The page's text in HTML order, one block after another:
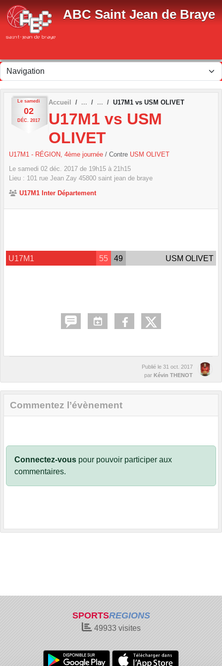
ABC Saint Jean de Braye
Le samedi
02
DÉC. 2017
Accueil U17M1 vs USM OLIVET
U17M1 vs USM
OLIVET
U17M1 - RÉGION, 4ème journée / Contre USM OLIVET
Le samedi 02 déc. 2017 de 19h15 à 21h15
Lieu : 101 rue Jean Zay 45800 saint jean de braye
U17M1 Inter Département
U17M1 55 49 USM OLIVET
Publié le 31 oct. 2017
par Kévin THENOT
Commentez l’évènement
Connectez-vous pour pouvoir participer aux
commentaires.
SPORTSREGIONS
49933visites
Panneau de gestion des cookies